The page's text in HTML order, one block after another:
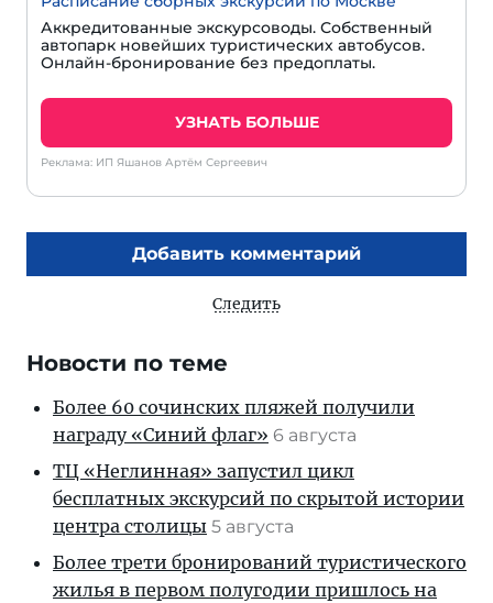
Аккредитованные экскурсоводы. Собственный
автопарк новейших туристических автобусов.
Онлайн-бронирование без предоплаты.
УЗНАТЬ БОЛЬШЕ
Реклама: ИП Яшанов Артём Сергеевич
Добавить комментарий
Следить
Новости по теме
Более 60 сочинских пляжей получили
награду «Синий флаг» 6 августа
ТЦ «Неглинная» запустил цикл
бесплатных экскурсий по скрытой истории
центра столицы 5 августа
Более трети бронирований туристического
жилья в первом полугодии пришлось на